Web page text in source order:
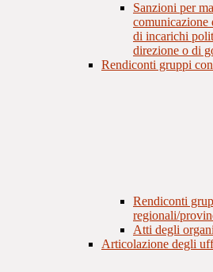
Sanzioni per
comunicazione
di incarichi
direzione o di
Rendiconti gruppi
Rendiconti
regionali/
Atti degli
Articolazione degli